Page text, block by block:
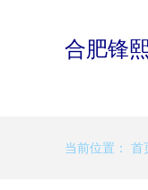
合肥锋
当前位置： 首